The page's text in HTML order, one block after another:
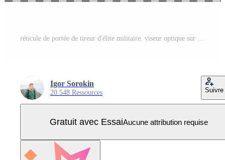
réticule de portée de tireur d'élite militaire. viseur optique sur grille transparente. Vecteur Pro
Igor Sorokin
20 548 Ressources Suivre
Gratuit avec EssaiAucune attribution requise